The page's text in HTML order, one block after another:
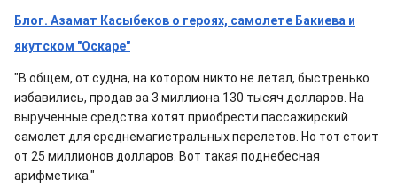
Блог. Азамат Касыбеков о героях, самолете Бакиева и
якутском "Оскаре"
"В общем, от судна, на котором никто не летал, быстренько
избавились, продав за 3 миллиона 130 тысяч долларов. На
вырученные средства хотят приобрести пассажирский
самолет для среднемагистральных перелетов. Но тот стоит
от 25 миллионов долларов. Вот такая поднебесная
арифметика."